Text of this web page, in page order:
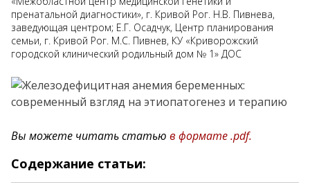
пренатальной диагностики», г. Кривой Рог. Н.В. Пивнева,
заведующая центром; Е.Г. Осадчук, Центр планирования
семьи, г. Кривой Рог. М.С. Пивнев, КУ «Криворожский
городской клинический родильный дом № 1» ДОС
Вы можете читать статью в формате .pdf.
Содержание статьи: